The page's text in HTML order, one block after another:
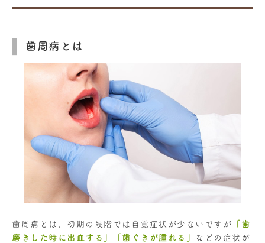
歯周病とは
歯周病とは、初期の段階では自覚症状が少ないですが 「歯
磨きした時に出血する」「歯ぐきが腫れる」
などの症状が